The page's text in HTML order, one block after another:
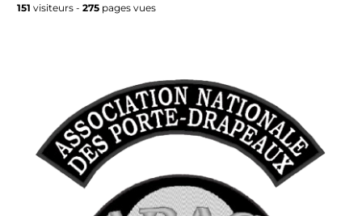
151 visiteurs - 275 pages vues